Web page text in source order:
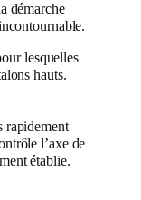
démarche
lesquelles
hauts.
rapidement
l’axe de
établie.